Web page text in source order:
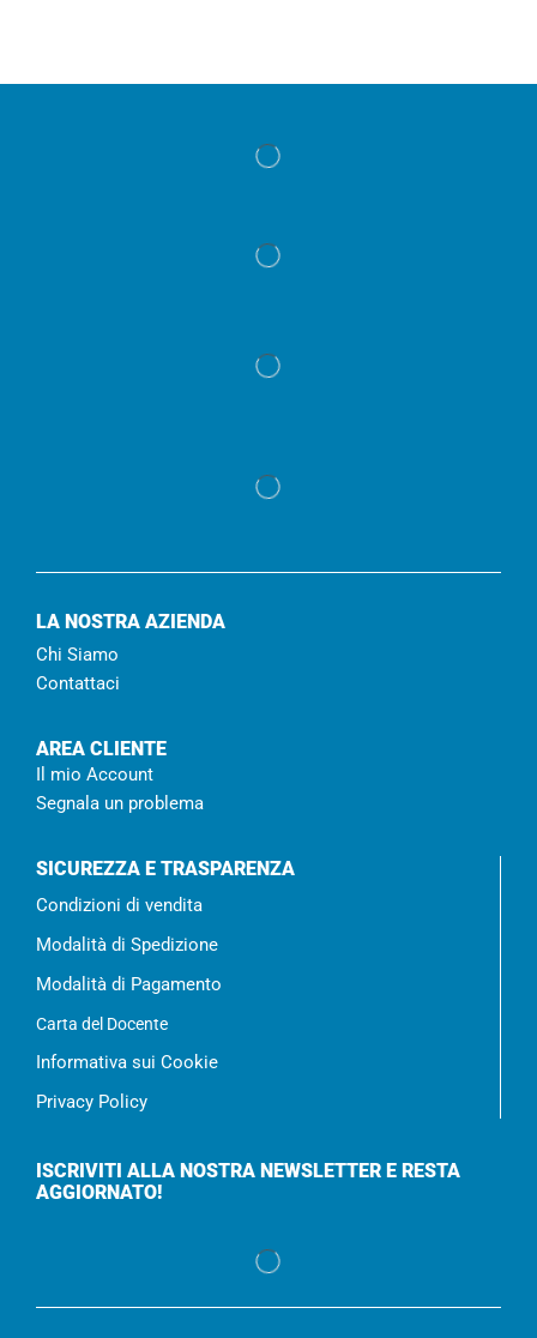
LA NOSTRA AZIENDA
Chi Siamo
Contattaci
AREA CLIENTE
Il mio Account
Segnala un problema
SICUREZZA E TRASPARENZA
Condizioni di vendita
Modalità di Spedizione
Modalità di Pagamento
Carta del Docente
Informativa sui Cookie
Privacy Policy
ISCRIVITI ALLA NOSTRA NEWSLETTER E RESTA
AGGIORNATO!